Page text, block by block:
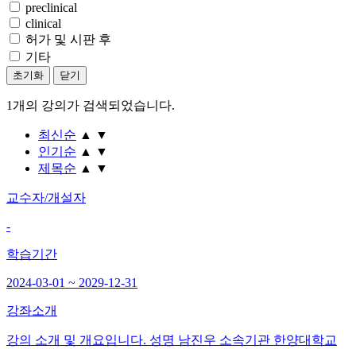
preclinical
clinical
허가 및 시판 후
기타
초기화 닫기
1개 의 강의가 검색되었습니다.
최신순 ▲
▼
인기순 ▲
▼
제목순 ▲ ▼
교수자/개설자
-
학습기간
2024-03-01 ~ 2029-12-31
강좌소개
강의 소개 및 개요입니다. 성명 남진우 소속기관 한양대학교